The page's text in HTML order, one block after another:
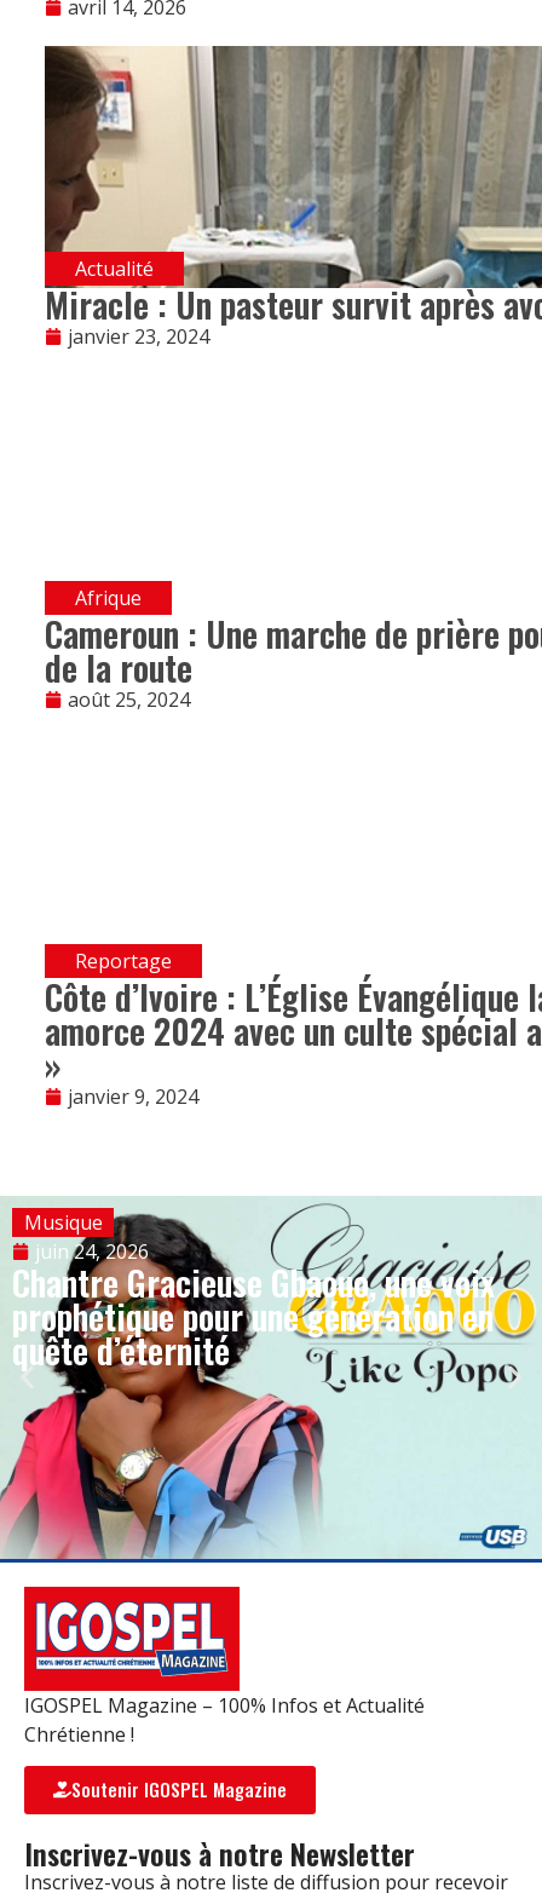
avril 14, 2026
Actualité
Miracle : Un pasteur survit après
janvier 23, 2024
Afrique
Cameroun : Une marche de prière
de la route
août 25, 2024
Reportage
Côte d’Ivoire : L’Église
amorce 2024 avec un culte spécial
»
janvier 9, 2024
Musique
juin 24, 2026
Chantre Gracieuse Gbaouo, une voix
prophétique pour une génération en
quête d’éternité
IGOSPEL Magazine – 100% Infos et Actualité
Chrétienne !
Soutenir IGOSPEL Magazine
Inscrivez-vous à notre Newsletter
Inscrivez-vous à notre liste de diffusion pour recevoir